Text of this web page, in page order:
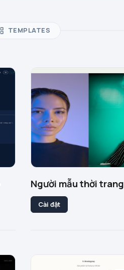
TEMPLATES
Người mẫu thời trang
Cài đặt